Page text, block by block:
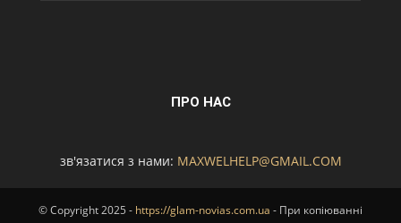
ПРО НАС
зв'язатися з нами: MAXWELHELP@GMAIL.COM
© Copyright 2025 - https://glam-novias.com.ua - При копіюванні